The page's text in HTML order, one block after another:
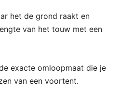
het de grond raakt en
van het touw met een
exacte omloopmaat die je
van een voortent.